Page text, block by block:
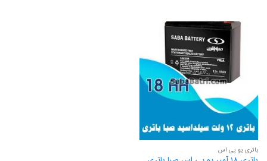
باتری یو پی اس